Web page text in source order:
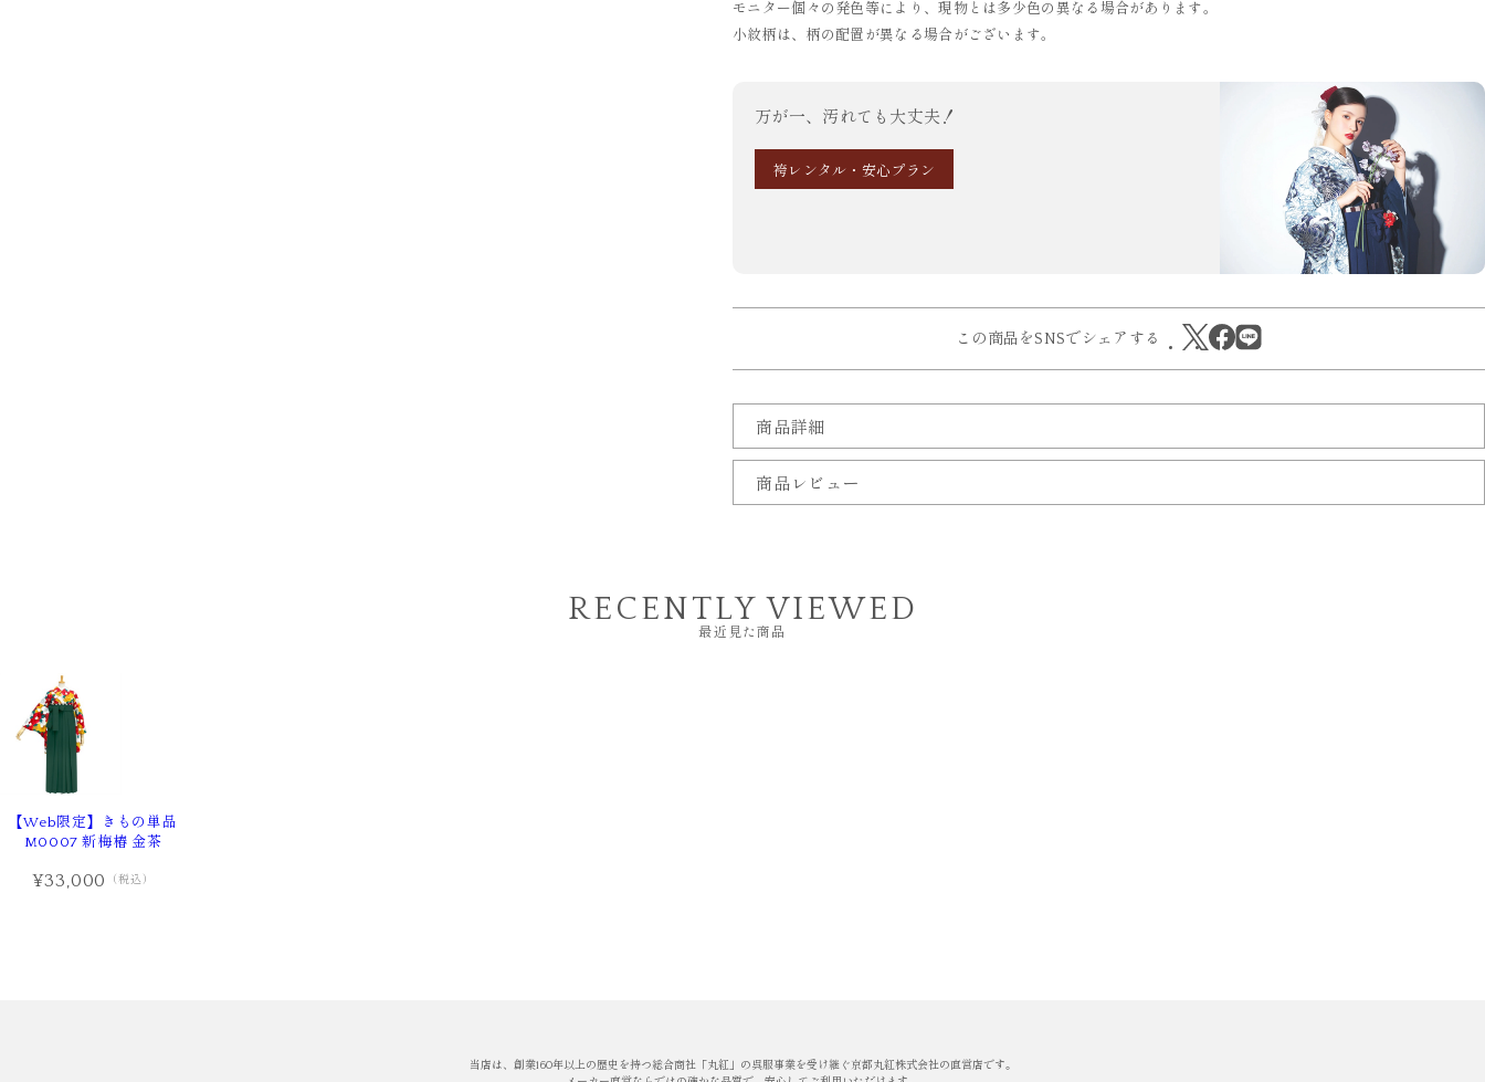
モニター個々の発色等により、現物とは多少色の異なる場合があります。
小紋柄は、柄の配置が異なる場合がございます。
万が一、汚れても大丈夫！
袴レンタル・安心プラン
この商品をSNSでシェアする
商品詳細
商品レビュー
RECENTLY VIEWED
最近見た商品
【Web限定】きもの単品
M0007 新梅椿 金茶
¥33,000 （税込）
当店は、創業160年以上の歴史を持つ総合商社「丸紅」の呉服事業を受け継ぐ京都丸紅株式会社の直営店です。